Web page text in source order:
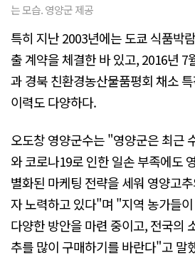
는 모습. 영양군 제공
특히 지난 2003년에는 도쿄 식품박
출 계약을 체결한 바 있고, 2016년 7
과 경북 친환경농산물품평회 채소
이력도 다양하다.
오도창 영양군수는 "영양군은 최근
와 코로나19로 인한 일손 부족에도
별화된 마케팅 전략을 세워 영양고
자 노력하고 있다"며 "지역 농가들
다양한 방안을 마련 중이고, 전국의
추를 많이 구매하기를 바란다"고 말